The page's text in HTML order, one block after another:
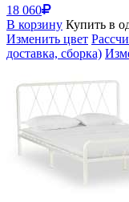
18 060
В корзину Купить в
Изменить цвет
доставка, сборка)